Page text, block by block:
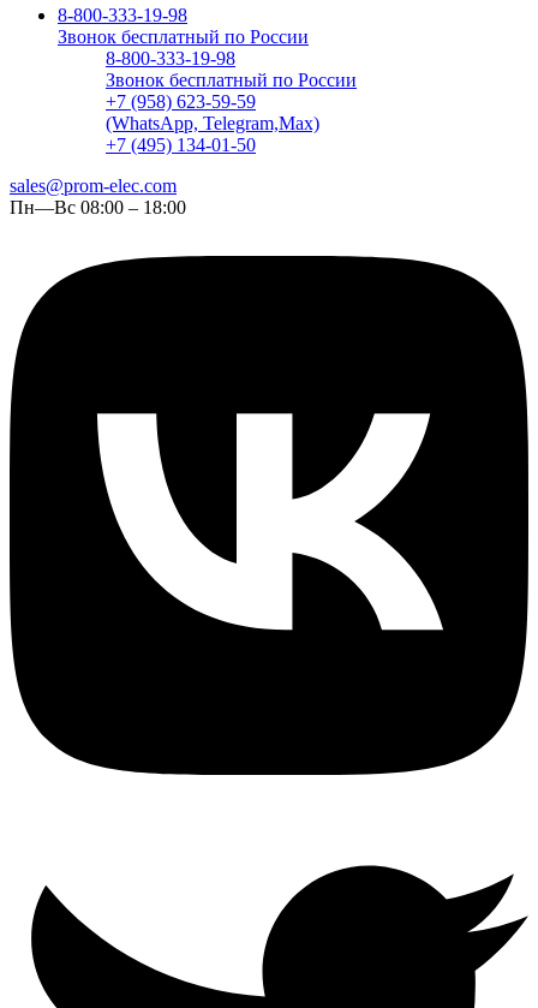
8-800-333-19-98
Звонок бесплатный по России
8-800-333-19-98
Звонок бесплатный по России
+7 (958) 623-59-59
(WhatsApp, Telegram,Max)
+7 (495) 134-01-50
sales@prom-elec.com
Пн—Вс 08:00 – 18:00